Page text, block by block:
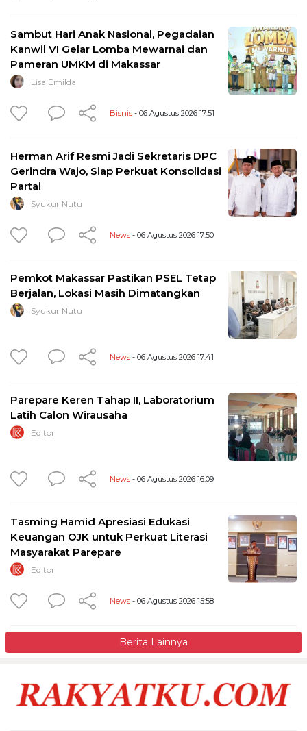
Sambut Hari Anak Nasional, Pegadaian
Kanwil VI Gelar Lomba Mewarnai dan
Pameran UMKM di Makassar
Lisa Emilda
Bisnis - 06 Agustus 2026 17:51
Herman Arif Resmi Jadi Sekretaris DPC
Gerindra Wajo, Siap Perkuat Konsolidasi
Partai
Syukur Nutu
News - 06 Agustus 2026 17:50
Pemkot Makassar Pastikan PSEL Tetap
Berjalan, Lokasi Masih Dimatangkan
Syukur Nutu
News - 06 Agustus 2026 17:41
Parepare Keren Tahap II, Laboratorium
Latih Calon Wirausaha
Editor
News - 06 Agustus 2026 16:09
Tasming Hamid Apresiasi Edukasi
Keuangan OJK untuk Perkuat Literasi
Masyarakat Parepare
Editor
News - 06 Agustus 2026 15:58
Berita Lainnya